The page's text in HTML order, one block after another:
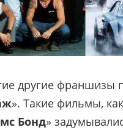
другие франшизы
». Такие фильмы,
Бонд»